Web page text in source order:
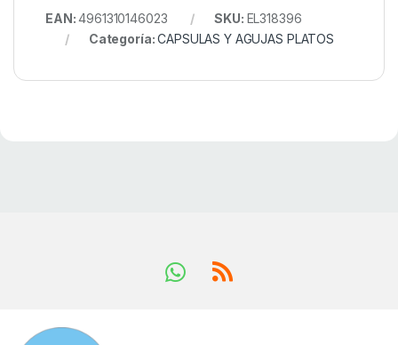
EAN:4961310146023 SKU: EL318396
Categoría:CAPSULAS Y AGUJAS PLATOS